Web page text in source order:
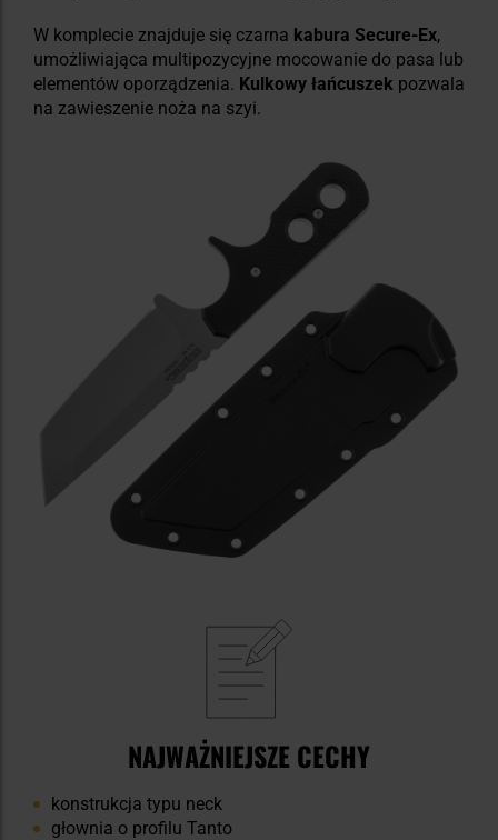
W komplecie znajduje się czarna kabura Secure-Ex,
umożliwiająca multipozycyjne mocowanie do pasa lub
elementów oporządzenia. Kulkowy łańcuszek pozwala
na zawieszenie noża na szyi.
NAJWAŻNIEJSZE CECHY
konstrukcja typu neck
głownia o profilu Tanto